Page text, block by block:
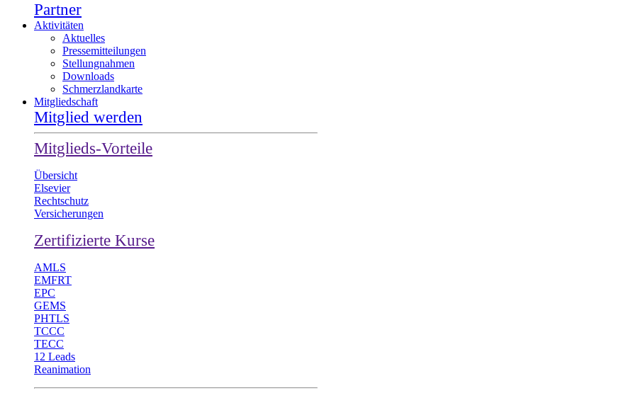
Partner
Aktivitäten
Aktuelles
Pressemitteilungen
Stellungnahmen
Downloads
Schmerzlandkarte
Mitgliedschaft
Mitglied werden
Mitglieds-Vorteile
Übersicht
Elsevier
Rechtschutz
Versicherungen
Zertifizierte Kurse
AMLS
EMFRT
EPC
GEMS
PHTLS
TCCC
TECC
12 Leads
Reanimation